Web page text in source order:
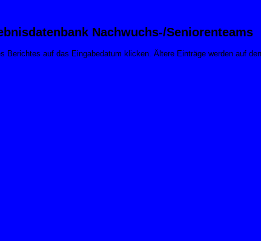
Nachwuchs-/Seniorenteams
auf das Eingabedatum klicken. Ältere Einträge werden auf